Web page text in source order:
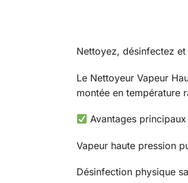
Nettoyez, désinfectez
Le Nettoyeur Vapeur
montée en température
Avantages principaux
Vapeur haute pression
Désinfection physique